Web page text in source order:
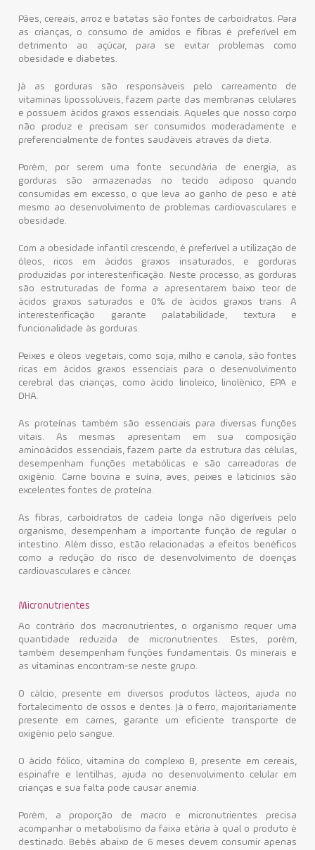
Pães, cereais, arroz e batatas são fontes de carboidratos. Para
as crianças, o consumo de amidos e fibras é preferível em
detrimento ao açúcar, para se evitar problemas como
obesidade e diabetes.
Já as gorduras são responsáveis pelo carreamento de
vitaminas lipossolúveis, fazem parte das membranas celulares
e possuem ácidos graxos essenciais. Aqueles que nosso corpo
não produz e precisam ser consumidos moderadamente e
preferencialmente de fontes saudáveis através da dieta.
Porém, por serem uma fonte secundária de energia, as
gorduras são armazenadas no tecido adiposo quando
consumidas em excesso, o que leva ao ganho de peso e até
mesmo ao desenvolvimento de problemas cardiovasculares e
obesidade.
Com a obesidade infantil crescendo, é preferível a utilização de
óleos, ricos em ácidos graxos insaturados, e gorduras
produzidas por interesterificação. Neste processo, as gorduras
são estruturadas de forma a apresentarem baixo teor de
ácidos graxos saturados e 0% de ácidos graxos trans. A
interesterificação garante palatabilidade, textura e
funcionalidade às gorduras.
Peixes e óleos vegetais, como soja, milho e canola, são fontes
ricas em ácidos graxos essenciais para o desenvolvimento
cerebral das crianças, como ácido linoleico, linolênico, EPA e
DHA.
As proteínas também são essenciais para diversas funções
vitais. As mesmas apresentam em sua composição
aminoácidos essenciais, fazem parte da estrutura das células,
desempenham funções metabólicas e são carreadoras de
oxigênio. Carne bovina e suína, aves, peixes e laticínios são
excelentes fontes de proteína.
As fibras, carboidratos de cadeia longa não digeríveis pelo
organismo, desempenham a importante função de regular o
intestino. Além disso, estão relacionadas a efeitos benéficos
como a redução do risco de desenvolvimento de doenças
cardiovasculares e câncer.
Micronutrientes
Ao contrário dos macronutrientes, o organismo requer uma
quantidade reduzida de micronutrientes. Estes, porém,
também desempenham funções fundamentais. Os minerais e
as vitaminas encontram-se neste grupo.
O cálcio, presente em diversos produtos lácteos, ajuda no
fortalecimento de ossos e dentes. Já o ferro, majoritariamente
presente em carnes, garante um eficiente transporte de
oxigênio pelo sangue.
O ácido fólico, vitamina do complexo B, presente em cereais,
espinafre e lentilhas, ajuda no desenvolvimento celular em
crianças e sua falta pode causar anemia.
Porém, a proporção de macro e micronutrientes precisa
acompanhar o metabolismo da faixa etária à qual o produto é
destinado. Bebês abaixo de 6 meses devem consumir apenas